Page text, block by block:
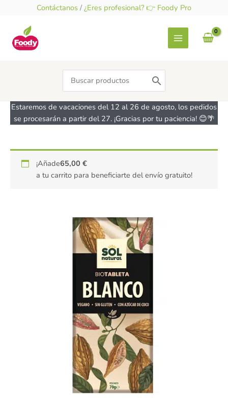
contenido
Contáctanos / ¿Eres profesional? 👉 Foody Pro
Search
for:
Estaremos de vacaciones del 12 al 26 de agosto, los pedidos
se procesarán a partir del 27. ¡Gracias por tu paciencia! 😊🌴
¡Añade65,00€
a tu carrito para beneficiarte del envío gratuito!
Chocolate
blanco
vegano